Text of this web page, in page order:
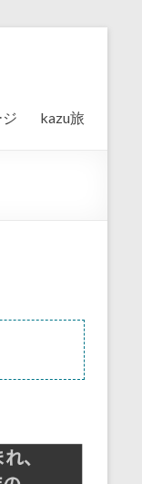
kazu旅